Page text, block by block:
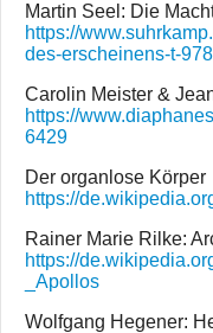
Martin Seel: Die
https://
des-erscheinens-t-
Carolin Meister &
https://
6429
Der organlose Körper
https://
Rainer Marie Rilke:
https://
_Apollos
Wolfgang Hegener: